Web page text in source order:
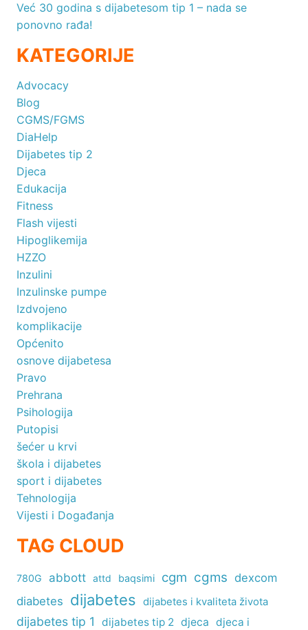
Već 30 godina s dijabetesom tip 1 – nada se
ponovno rađa!
KATEGORIJE
Advocacy
Blog
CGMS/FGMS
DiaHelp
Dijabetes tip 2
Djeca
Edukacija
Fitness
Flash vijesti
Hipoglikemija
HZZO
Inzulini
Inzulinske pumpe
Izdvojeno
komplikacije
Općenito
osnove dijabetesa
Pravo
Prehrana
Psihologija
Putopisi
šećer u krvi
škola i dijabetes
sport i dijabetes
Tehnologija
Vijesti i Događanja
TAG CLOUD
780G abbott attd baqsimi cgm cgms dexcom
diabetes dijabetes dijabetes i kvaliteta života
dijabetes tip 1 dijabetes tip 2 djeca djeca i